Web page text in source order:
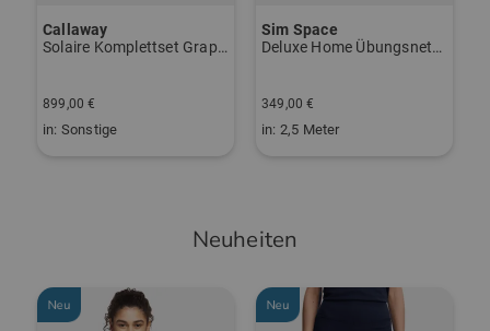
Toe Hang moderat
Callaway
Solaire Komplettset Graphit, Ladies
899,00 €
in: Sonstige
Sim Space
Deluxe Home Übungsnetz schwarz
349,00 €
in: 2,5 Meter
Neuheiten
Neu Neu